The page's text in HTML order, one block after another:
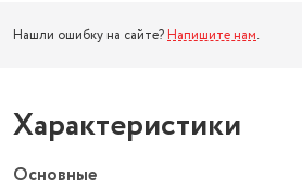
Нашли ошибку на сайте? Напишите нам.
Характеристики
Основные